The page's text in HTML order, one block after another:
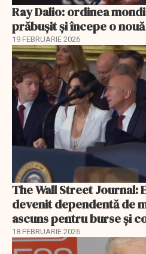
Ray Dalio: ordinea
prăbușit și începe o
19 FEBRUARIE 2026
The Wall Street Journal:
devenit dependentă de
ascuns pentru burse și
18 FEBRUARIE 2026
EXCLUSIV